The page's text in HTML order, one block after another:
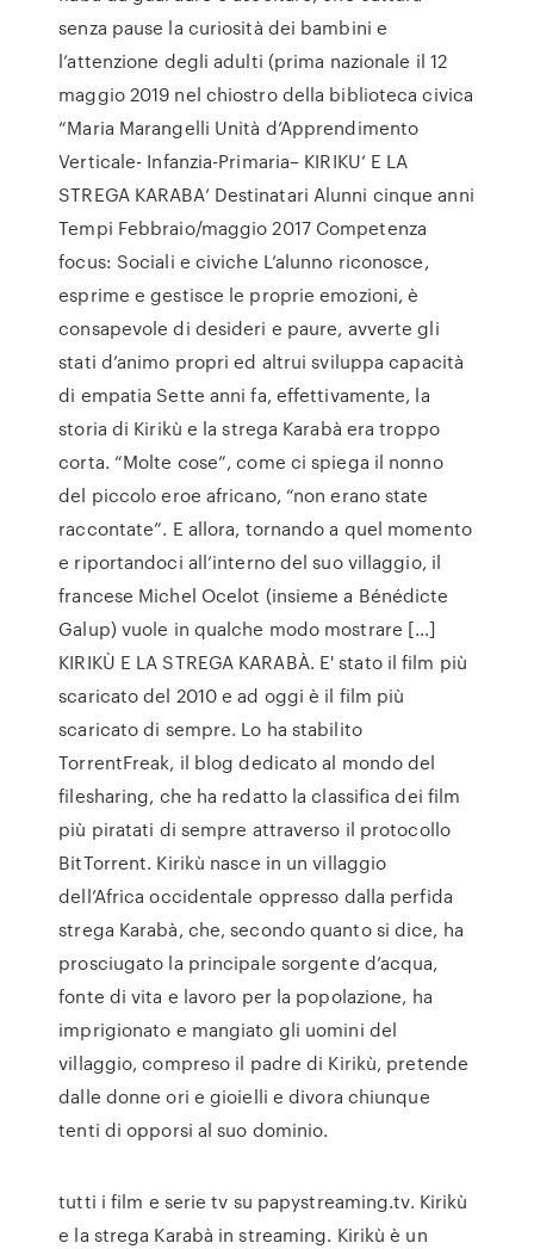
senza pause la curiosità dei bambini e
l’attenzione degli adulti (prima nazionale il 12
maggio 2019 nel chiostro della biblioteca civica
“Maria Marangelli Unità d’Apprendimento
Verticale- Infanzia-Primaria– KIRIKU’ E LA
STREGA KARABA’ Destinatari Alunni cinque anni
Tempi Febbraio/maggio 2017 Competenza
focus: Sociali e civiche L’alunno riconosce,
esprime e gestisce le proprie emozioni, è
consapevole di desideri e paure, avverte gli
stati d’animo propri ed altrui sviluppa capacità
di empatia Sette anni fa, effettivamente, la
storia di Kirikù e la strega Karabà era troppo
corta. “Molte cose”, come ci spiega il nonno
del piccolo eroe africano, “non erano state
raccontate”. E allora, tornando a quel momento
e riportandoci all’interno del suo villaggio, il
francese Michel Ocelot (insieme a Bénédicte
Galup) vuole in qualche modo mostrare […]
KIRIKÙ E LA STREGA KARABÀ. E' stato il film più
scaricato del 2010 e ad oggi è il film più
scaricato di sempre. Lo ha stabilito
TorrentFreak, il blog dedicato al mondo del
filesharing, che ha redatto la classifica dei film
più piratati di sempre attraverso il protocollo
BitTorrent. Kirikù nasce in un villaggio
dell’Africa occidentale oppresso dalla perfida
strega Karabà, che, secondo quanto si dice, ha
prosciugato la principale sorgente d’acqua,
fonte di vita e lavoro per la popolazione, ha
imprigionato e mangiato gli uomini del
villaggio, compreso il padre di Kirikù, pretende
dalle donne ori e gioielli e divora chiunque
tenti di opporsi al suo dominio.
tutti i film e serie tv su papystreaming.tv. Kirikù
e la strega Karabà in streaming. Kirikù è un